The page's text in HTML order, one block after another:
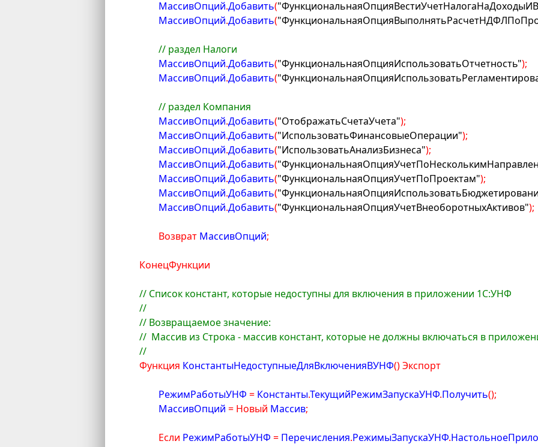
	МассивОпций
.Добавить(
	МассивОпций
.Добавить(
// раздел Налоги
	МассивОпций
.Добавить("ФункциональнаяОпцияИспользоватьОтчетность");
	МассивОпций
.Добавить(
// раздел Компания
	МассивОпций
.Добавить("ОтображатьСчетаУчета");
	МассивОпций
.Добавить("ИспользоватьФинансовыеОперации");
	МассивОпций
.Добавить("ИспользоватьАнализБизнеса");
	МассивОпций
.Добавить(
	МассивОпций
.Добавить("ФункциональнаяОпцияУчетПоПроектам");
	МассивОпций
.Добавить(
	МассивОпций
.Добавить("ФункциональнаяОпцияУчетВнеоборотныхАктивов");
Возврат МассивОпций;
КонецФункции
// Список констант, которые недоступны для включения в приложении 1С:УНФ
//
// Возвращаемое значение:
//  Массив из Строка - массив констант, которые не должны включаться в
//
Функция КонстантыНедоступныеДляВключенияВУНФ()Экспорт
	РежимРаботыУНФ
= Константы.ТекущийРежимЗапускаУНФ.Получить();
	МассивОпций
= Новый Массив;
Если РежимРаботыУНФ = Перечисления.РежимыЗапускаУНФ.